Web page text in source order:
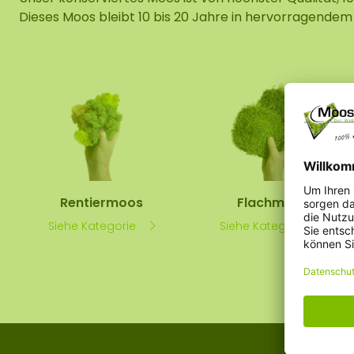
Mobile und
Dieses Moos bleibt 10 bis 20 Jahre in
Rentiermoos
Siehe Kategorie
Flachmoos
Siehe Kategorie